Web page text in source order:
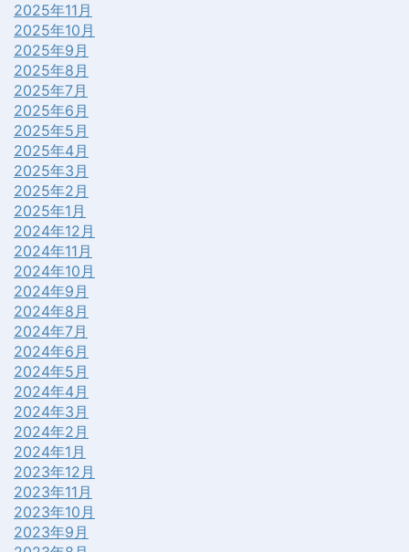
2025年11月
2025年10月
2025年9月
2025年8月
2025年7月
2025年6月
2025年5月
2025年4月
2025年3月
2025年2月
2025年1月
2024年12月
2024年11月
2024年10月
2024年9月
2024年8月
2024年7月
2024年6月
2024年5月
2024年4月
2024年3月
2024年2月
2024年1月
2023年12月
2023年11月
2023年10月
2023年9月